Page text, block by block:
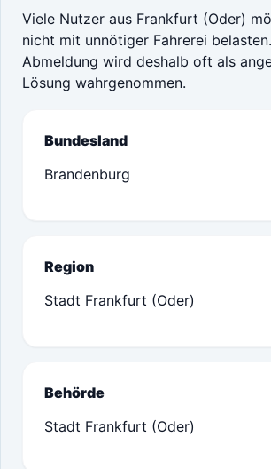
Viele Nutzer aus Frankfurt (Oder)
nicht mit unnötiger Fahrerei
Abmeldung wird deshalb oft als
Lösung wahrgenommen.
Bundesland
Brandenburg
Region
Stadt Frankfurt (Oder)
Behörde
Stadt Frankfurt (Oder)